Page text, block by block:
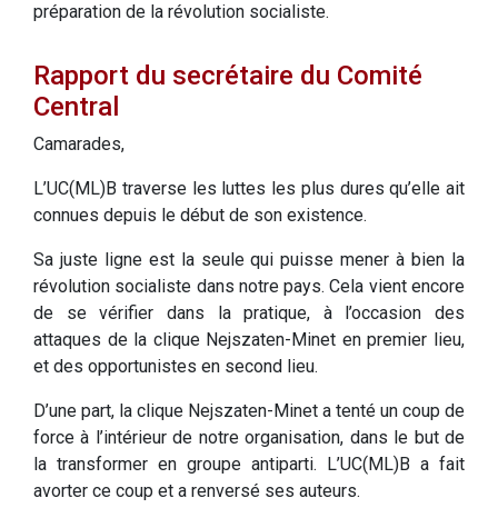
préparation de la révolution socialiste.
Rapport du secrétaire du Comité
Central
Camarades,
L’UC(ML)B traverse les luttes les plus dures qu’elle ait
connues depuis le début de son existence.
Sa juste ligne est la seule qui puisse mener à bien la
révolution socialiste dans notre pays. Cela vient encore
de se vérifier dans la pratique, à l’occasion des
attaques de la clique Nejszaten-Minet en premier lieu,
et des opportunistes en second lieu.
D’une part, la clique Nejszaten-Minet a tenté un coup de
force à l’intérieur de notre organisation, dans le but de
la transformer en groupe antiparti. L’UC(ML)B a fait
avorter ce coup et a renversé ses auteurs.